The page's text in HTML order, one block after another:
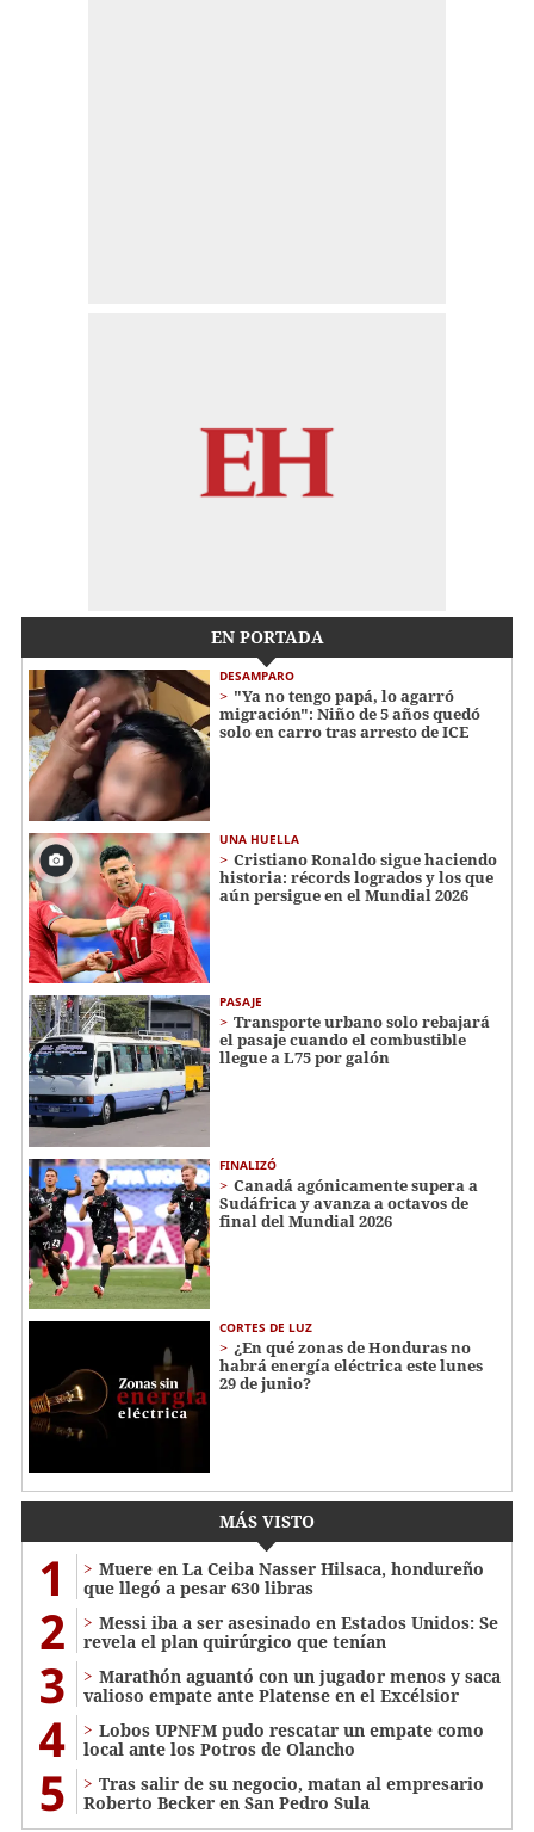
EN PORTADA
DESAMPARO
"Ya no tengo papá, lo agarró
migración": Niño de 5 años quedó
solo en carro tras arresto de ICE
UNA HUELLA
Cristiano Ronaldo sigue haciendo
historia: récords logrados y los que
aún persigue en el Mundial 2026
PASAJE
Transporte urbano solo rebajará
el pasaje cuando el combustible
llegue a L75 por galón
FINALIZÓ
Canadá agónicamente supera a
Sudáfrica y avanza a octavos de
final del Mundial 2026
CORTES DE LUZ
¿En qué zonas de Honduras no
habrá energía eléctrica este lunes
29 de junio?
MÁS VISTO
1
Muere en La Ceiba Nasser Hilsaca, hondureño
que llegó a pesar 630 libras
2
Messi iba a ser asesinado en Estados Unidos: Se
revela el plan quirúrgico que tenían
3
Marathón aguantó con un jugador menos y saca
valioso empate ante Platense en el Excélsior
4
Lobos UPNFM pudo rescatar un empate como
local ante los Potros de Olancho
5
Tras salir de su negocio, matan al empresario
Roberto Becker en San Pedro Sula